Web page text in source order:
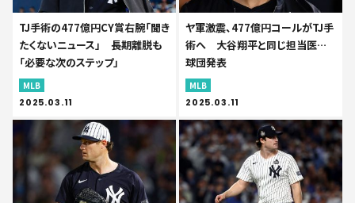
TJ手術の477億円CY賞右腕「聞き
たくないニュース」 長期離脱も
「必要な次のステップ」
MLB
2025.03.11
ヤ軍激震、477億円コールがTJ手
術へ 大谷翔平と同じ担当医…
球団発表
MLB
2025.03.11